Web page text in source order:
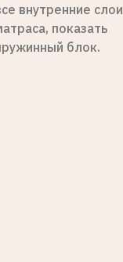
внутренние слои
показать
блок.